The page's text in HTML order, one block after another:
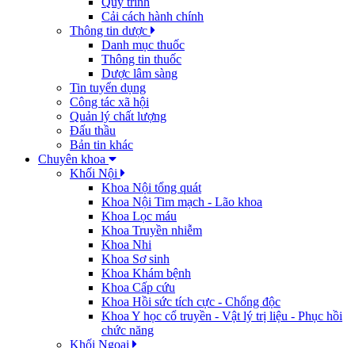
Cải cách hành chính
Thông tin dược
Danh mục thuốc
Thông tin thuốc
Dược lâm sàng
Tin tuyển dụng
Công tác xã hội
Quản lý chất lượng
Đấu thầu
Bản tin khác
Chuyên khoa
Khối Nội
Khoa Nội tổng quát
Khoa Nội Tim mạch - Lão khoa
Khoa Lọc máu
Khoa Truyền nhiễm
Khoa Nhi
Khoa Sơ sinh
Khoa Khám bệnh
Khoa Cấp cứu
Khoa Hồi sức tích cực - Chống độc
Khoa Y học cổ truyền - Vật lý trị liệu - Phục hồi
chức năng
Khối Ngoại